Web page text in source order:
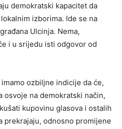
demokratski kapacitet da
izborima. Ide se na
Ulcinja. Nema,
i u srijedu isti odgovor od
ozbiljne indicije da će,
osvoje na demokratski način,
kupovinu glasova i ostalih
prekrajaju, odnosno promijene